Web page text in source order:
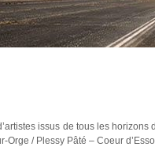
issus de tous les
/ Plessy Pâté – Coeur